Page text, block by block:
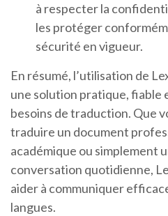
à respecter la
les protéger
sécurité en vigueur.
En résumé, l’utilisation de
une solution pratique, fiable
besoins de traduction. Que
traduire un document
académique ou simplement
conversation quotidienne,
aider à communiquer
langues.